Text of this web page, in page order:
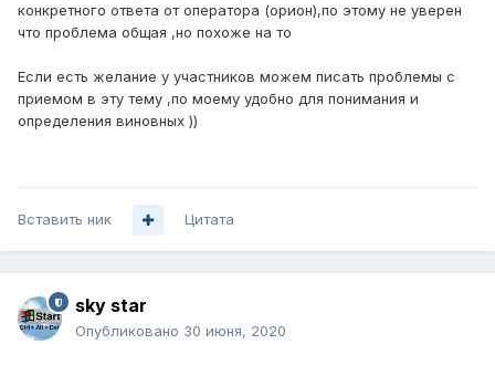
конкретного ответа от оператора (орион),по этому не уверен
что проблема общая ,но похоже на то
Если есть желание у участников можем писать проблемы с
приемом в эту тему ,по моему удобно для понимания и
определения виновных ))
Вставить ник Цитата
sky star
Опубликовано 30 июня, 2020